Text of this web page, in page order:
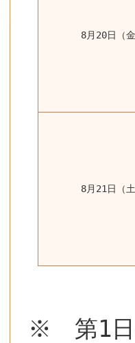
8月20日（金
8月21日（土
※ 第1日